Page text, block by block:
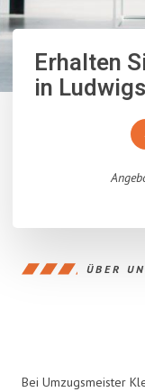
Erhalten
in
ÜBER
Bei Umzugsmeister